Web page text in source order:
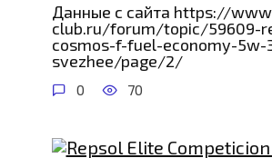
Данные с сайта https://
club.ru/forum/topic/59609-
cosmos-f-fuel-economy-5w-
svezhee/page/2/
0 70